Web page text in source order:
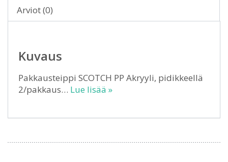
Arviot (0)
Kuvaus
Pakkausteippi SCOTCH PP Akryyli, pidikkeellä
2/pakkaus… Lue lisää »